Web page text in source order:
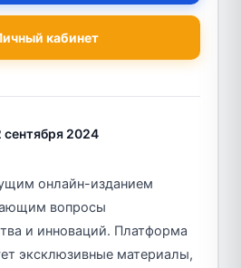
кабинет
сентября 2024
онлайн-изданием
вопросы
и инноваций. Платформа
эксклюзивные материалы,